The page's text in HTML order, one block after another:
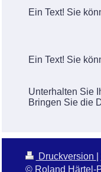
Ein Text! Sie
Ein Text! Sie
Unterhalten Sie
Bringen Sie die
Druckversion
© Roland Härtel-